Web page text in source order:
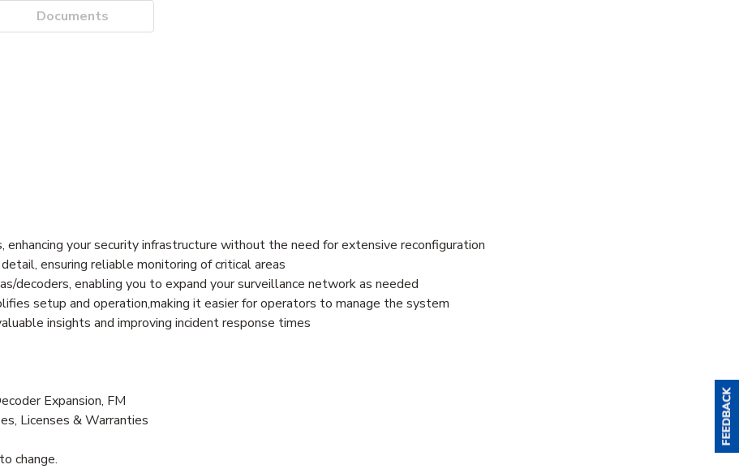
Documents
your security infrastructure without the need for extensive reconfiguration
ensuring reliable monitoring of critical areas
decoders, enabling you to expand your surveillance network as needed
setup and operation,making it easier for operators to manage the system
insights and improving incident response times
Expansion, FM
Licenses & Warranties
change.